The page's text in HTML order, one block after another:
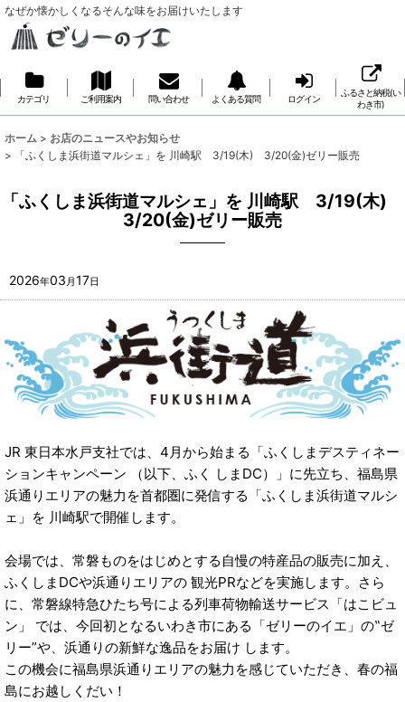
なぜか懐かしくなるそんな味をお届けいたします
カテゴリ ご利用案内 問い合わせ よくある質問 ログイン
ふるさと納税(い
わき市)
ホーム > お店のニュースやお知らせ
>
「ふくしま浜街道マルシェ」を 川崎駅 3/19(木) 3/20(金)ゼリー販売
「ふくしま浜街道マルシェ」を 川崎駅 3/19(木)
3/20(金)ゼリー販売
2026年03 月 17日
JR 東日本水戸支社では、4月から始まる「ふくしまデスティネー
ションキャンペーン （以下、ふく しまDC）」に先立ち、福島県
浜通りエリアの魅力を首都圏に発信する「ふくしま浜街道マルシ
ェ」を 川崎駅で開催します。
会場では、常磐ものをはじめとする自慢の特産品の販売に加え、
ふくしまDCや浜通りエリアの 観光PRなどを実施します。さら
に、常磐線特急ひたち号による列車荷物輸送サービス「はこビュ
ン」 では、今回初となるいわき市にある「ゼリーのイエ」の‟ゼ
リー”や、浜通りの新鮮な逸品をお届け します。
この機会に福島県浜通りエリアの魅力を感じていただき、春の福
島にお越しくだい！